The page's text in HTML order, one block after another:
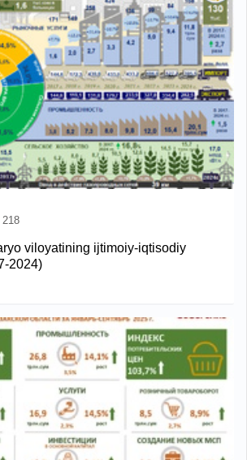
218
viloyatining ijtimoiy-iqtisodiy
2024)